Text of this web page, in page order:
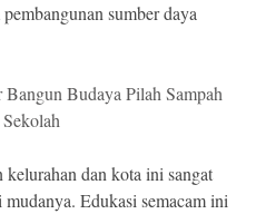
sumber daya
Bangun Budaya Pilah Sampah
dan kota ini sangat
Edukasi semacam ini